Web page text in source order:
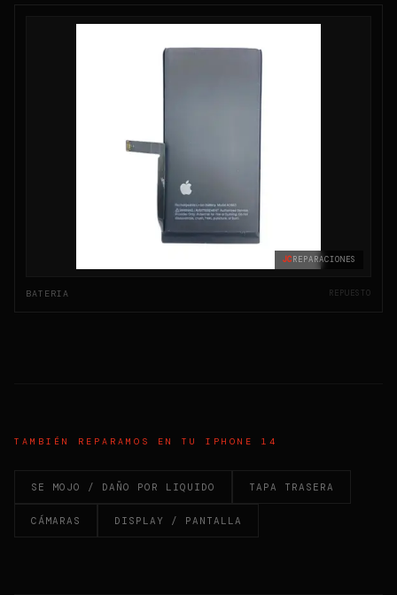
JCREPARACIONES
BATERIA REPUESTO
TAMBIÉN REPARAMOS EN TU IPHONE 14
SE MOJO / DAÑO POR LIQUIDO TAPA TRASERA
CÁMARAS DISPLAY / PANTALLA